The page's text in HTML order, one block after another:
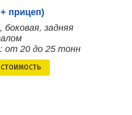
прицеп)
боковая, задняя
от 20 до 25 тонн
СТОИМОСТЬ